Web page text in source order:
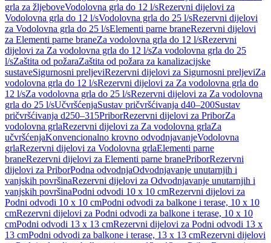
grla za žljeboveVodolovna grla do 12 l/sRezervni dijelovi za
Vodolovna grla do 12 l/sVodolovna grla do 25 l/sRezervni dijelovi
za Vodolovna grla do 25 l/sElementi parne braneRezervni dijelovi
za Elementi parne braneZa vodolovna grla do 12 l/sRezervni
dijelovi za Za vodolovna grla do 12 l/sZa vodolovna grla do 25
l/sZaštita od požaraZaštita od požara za kanalizacijske
sustaveSigurnosni preljeviRezervni dijelovi za Sigurnosni preljeviZa
vodolovna grla do 12 l/sRezervni dijelovi za Za vodolovna grla do
12 l/sZa vodolovna grla do 25 l/sRezervni dijelovi za Za vodolovna
grla do 25 l/sUčvršćenjaSustav pričvršćivanja d40–200Sustav
pričvršćivanja d250–315PriborRezervni dijelovi za PriborZa
vodolovna grlaRezervni dijelovi za Za vodolovna grlaZa
učvršćenjaKonvencionalno krovno odvodnjavanjeVodolovna
grlaRezervni dijelovi za Vodolovna grlaElementi parne
braneRezervni dijelovi za Elementi parne branePriborRezervni
dijelovi za PriborPodna odvodnjaOdvodnjavanje unutarnjih i
vanjskih površinaRezervni dijelovi za Odvodnjavanje unutarnjih i
vanjskih površinaPodni odvodi 10 x 10 cmRezervni dijelovi za
Podni odvodi 10 x 10 cmPodni odvodi za balkone i terase, 10 x 10
cmRezervni dijelovi za Podni odvodi za balkone i terase, 10 x 10
cmPodni odvodi 13 x 13 cmRezervni dijelovi za Podni odvodi 13 x
13 cmPodni odvodi za balkone i terase, 13 x 13 cmRezervni dijelovi